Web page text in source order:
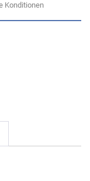
Konditionen